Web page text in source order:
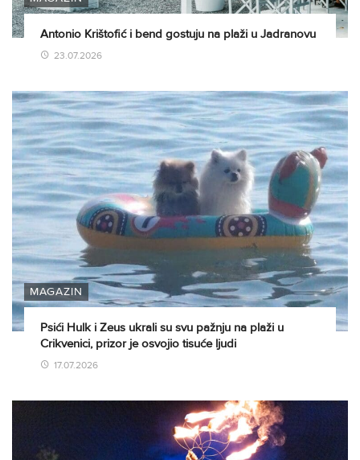
Antonio Krištofić i bend gostuju na plaži u Jadranovu
23.07.2026
MAGAZIN
Psići Hulk i Zeus ukrali su svu pažnju na plaži u
Crikvenici, prizor je osvojio tisuće ljudi
17.07.2026